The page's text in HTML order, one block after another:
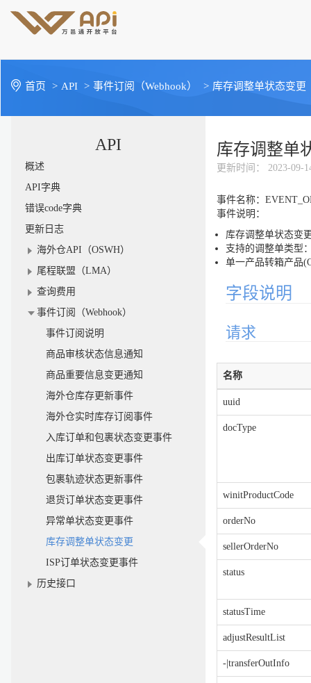
首页 > API > 事件订阅（Webhook） > 库存调整单状态变更
API
概述
API字典
错误code字典
更新日志
海外仓API（OSWH）
尾程联盟（LMA）
查询费用
事件订阅（Webhook）
事件订阅说明
商品审核状态信息通知
商品重要信息变更通知
海外仓库存更新事件
海外仓实时库存订阅事件
入库订单和包裹状态变更事件
出库订单状态变更事件
包裹轨迹状态更新事件
退货订单状态变更事件
异常单状态变更事件
库存调整单状态变更
ISP订单状态变更事件
历史接口
库存调整单
更新时间 ： 2023-09-
事件名称：
事件说明：
库存调整单状态变
支持的调整单类型
单一产品转箱产品
字段说明
请求
名称
uuid
docType
winitProductCode
orderNo
sellerOrderNo
status
statusTime
adjustResultList
-|transferOutInfo